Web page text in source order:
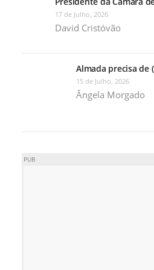
17 de Julho, 2026
David Cristóvão
Almada precisa de
15 de Julho, 2026
Ângela Morgado
PUB